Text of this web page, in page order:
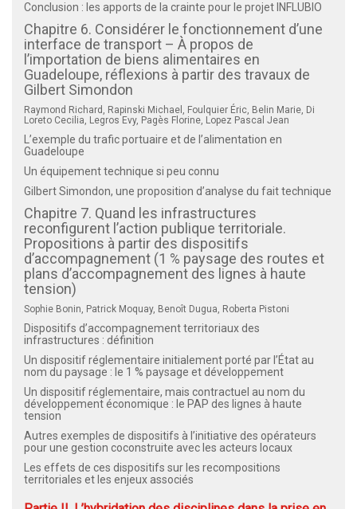
Conclusion : les apports de la crainte pour le projet INFLUBIO
Chapitre 6. Considérer le fonctionnement d’une
interface de transport – À propos de
l’importation de biens alimentaires en
Guadeloupe, réflexions à partir des travaux de
Gilbert Simondon
Raymond Richard, Rapinski Michael, Foulquier Éric, Belin Marie, Di
Loreto Cecilia, Legros Evy, Pagès Florine, Lopez Pascal Jean
L’exemple du trafic portuaire et de l’alimentation en
Guadeloupe
Un équipement technique si peu connu
Gilbert Simondon, une proposition d’analyse du fait technique
Chapitre 7. Quand les infrastructures
reconfigurent l’action publique territoriale.
Propositions à partir des dispositifs
d’accompagnement (1 % paysage des routes et
plans d’accompagnement des lignes à haute
tension)
Sophie Bonin, Patrick Moquay, Benoît Dugua, Roberta Pistoni
Dispositifs d’accompagnement territoriaux des
infrastructures : définition
Un dispositif réglementaire initialement porté par l’État au
nom du paysage : le 1 % paysage et développement
Un dispositif réglementaire, mais contractuel au nom du
développement économique : le PAP des lignes à haute
tension
Autres exemples de dispositifs à l’initiative des opérateurs
pour une gestion coconstruite avec les acteurs locaux
Les effets de ces dispositifs sur les recompositions
territoriales et les enjeux associés